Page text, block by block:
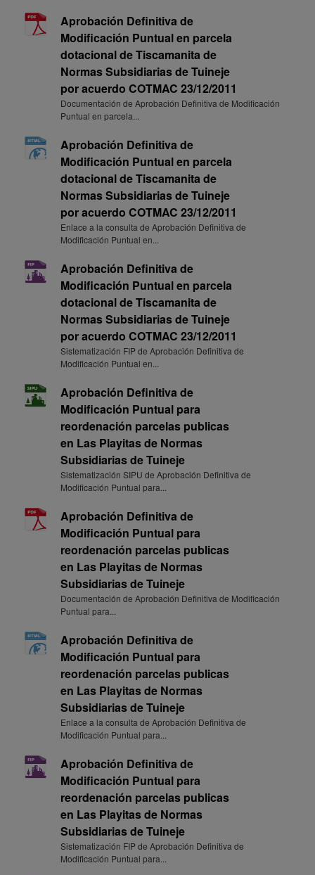
Aprobación Definitiva de
Modificación Puntual en parcela
dotacional de Tiscamanita de
Normas Subsidiarias de Tuineje
por acuerdo COTMAC 23/12/2011
Documentación de Aprobación Definitiva de Modificación
Puntual en parcela...
Aprobación Definitiva de
Modificación Puntual en parcela
dotacional de Tiscamanita de
Normas Subsidiarias de Tuineje
por acuerdo COTMAC 23/12/2011
Enlace a la consulta de Aprobación Definitiva de
Modificación Puntual en...
Aprobación Definitiva de
Modificación Puntual en parcela
dotacional de Tiscamanita de
Normas Subsidiarias de Tuineje
por acuerdo COTMAC 23/12/2011
Sistematización FIP de Aprobación Definitiva de
Modificación Puntual en...
Aprobación Definitiva de
Modificación Puntual para
reordenación parcelas publicas
en Las Playitas de Normas
Subsidiarias de Tuineje
Sistematización SIPU de Aprobación Definitiva de
Modificación Puntual para...
Aprobación Definitiva de
Modificación Puntual para
reordenación parcelas publicas
en Las Playitas de Normas
Subsidiarias de Tuineje
Documentación de Aprobación Definitiva de Modificación
Puntual para...
Aprobación Definitiva de
Modificación Puntual para
reordenación parcelas publicas
en Las Playitas de Normas
Subsidiarias de Tuineje
Enlace a la consulta de Aprobación Definitiva de
Modificación Puntual para...
Aprobación Definitiva de
Modificación Puntual para
reordenación parcelas publicas
en Las Playitas de Normas
Subsidiarias de Tuineje
Sistematización FIP de Aprobación Definitiva de
Modificación Puntual para...